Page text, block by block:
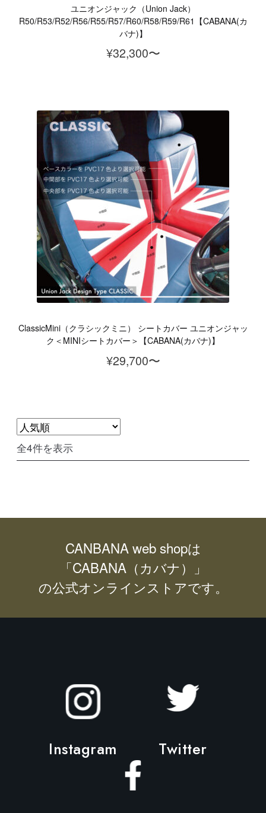
ら
選
択
ユニオンジャック（Union Jack）
R50/R53/R52/R56/R55/R57/R60/R58/R59/R61 【CABANA(カ
バナ)】
¥32,300
ClassicMini（クラシックミニ） シートカバー ユニオンジャッ
ク＜MINIシートカバー＞【CABANA(カバナ)】
¥29,700
全4件を表示人
気
CANBANA web shopは
「CABANA（カバナ）」
の公式オンラインストアです。
Instagram Twitter